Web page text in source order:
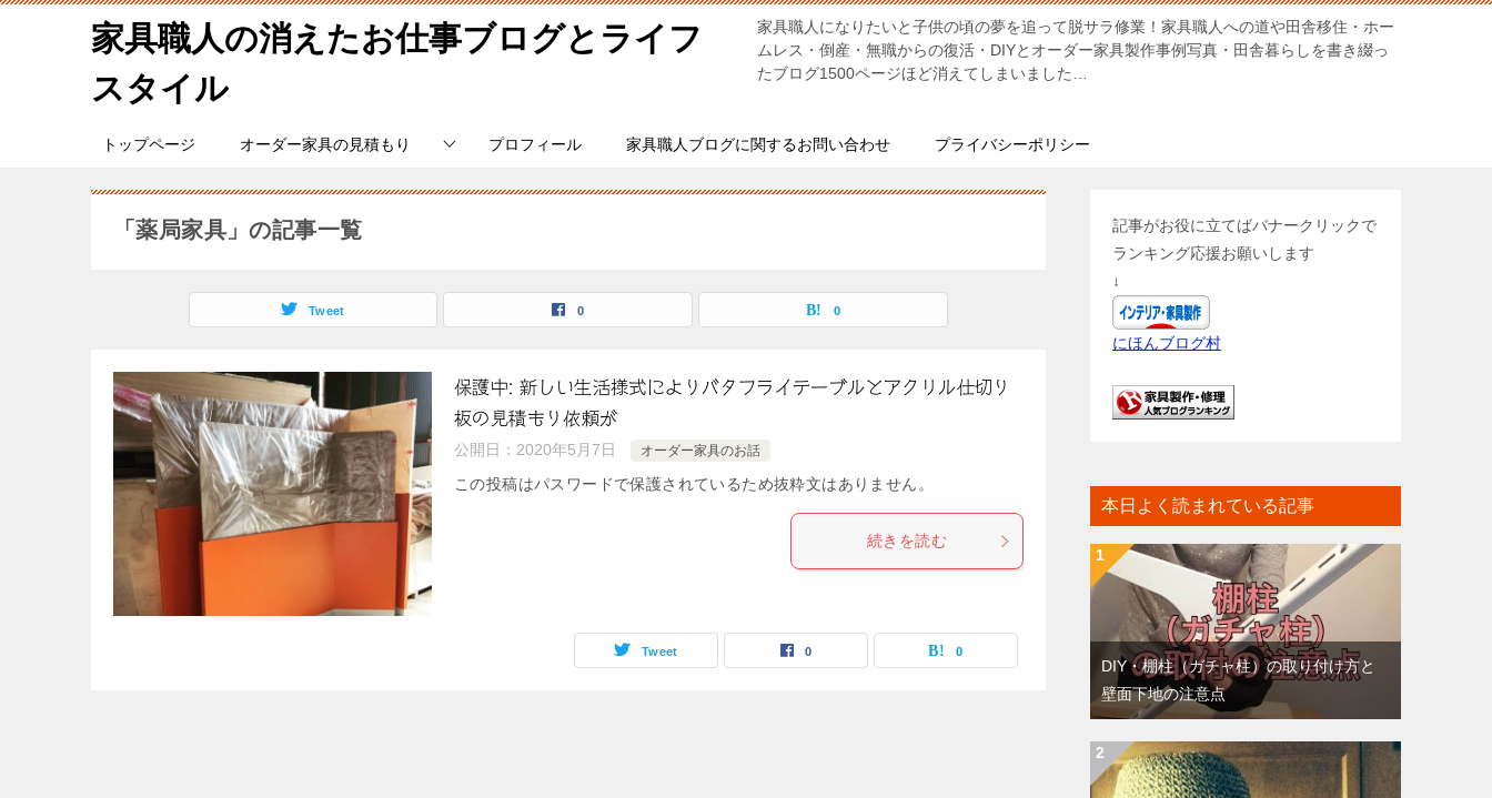
家具職人の消えたお仕事ブログとライフ
スタイル
家具職人になりたいと子供の頃の夢を追って脱サラ修業！家具職人への道や田舎移住・ホー
ムレス・倒産・無職からの復活・DIYとオーダー家具製作事例写真・田舎暮らしを書き綴っ
たブログ1500ページほど消えてしまいました…
トップページ オーダー家具の見積もり プロフィール 家具職人ブログに関するお問い合わせ プライバシーポリシー
「薬局家具」の記事一覧
Tweet 0 0
保護中: 新しい生活様式によりバタフライテーブルとアクリル仕切り
板の見積もり依頼が
公開日： 2020年5月7日 オーダー家具のお話
この投稿はパスワードで保護されているため抜粋文はありません。
続きを読む
Tweet 0 0
記事がお役に立てばバナークリックで
ランキング応援お願いします
↓
にほんブログ村
本日よく読まれている記事
DIY・棚柱（ガチャ柱）の取り付け方と
壁面下地の注意点